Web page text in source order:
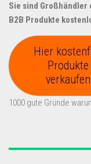
Sie sind Großhändler
B2B Produkte
Hier
Produkte
verkaufen
1000 gute Gründe